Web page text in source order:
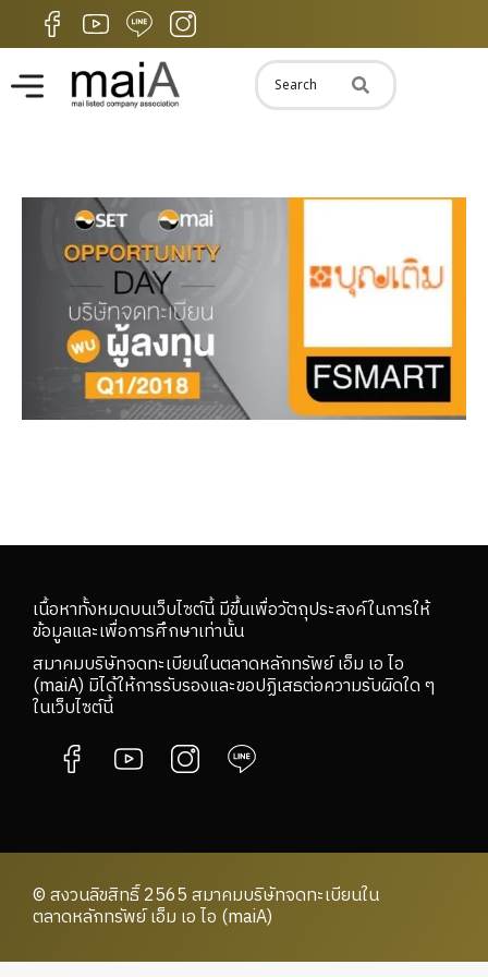
เนื้อหาทั้งหมดบนเว็บไซต์นี้ มีขึ้นเพื่อวัตถุประสงค์ในการให้
ข้อมูลและเพื่อการศึกษาเท่านั้น
สมาคมบริษัทจดทะเบียนในตลาดหลักทรัพย์ เอ็ม เอ ไอ
(maiA) มิได้ให้การรับรองและขอปฏิเสธต่อความรับผิดใด ๆ
ในเว็บไซต์นี้
© สงวนลิขสิทธิ์ 2565 สมาคมบริษัทจดทะเบียนใน
ตลาดหลักทรัพย์ เอ็ม เอ ไอ (maiA)